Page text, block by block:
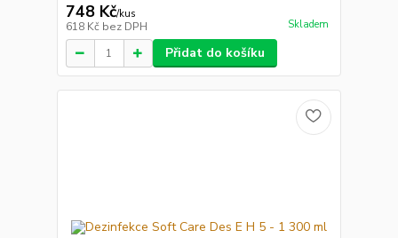
748 Kč/kus
618 Kč bez DPH Skladem
Přidat do košíku